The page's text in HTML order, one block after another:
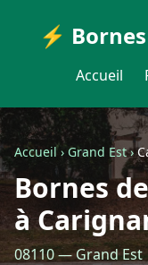
⚡
Accueil
Accueil›Grand Est›
Bornes
à
08110 — Grand Est